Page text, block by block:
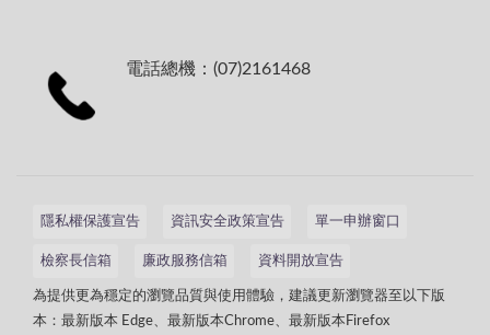
電話總機：(07)2161468
隱私權保護宣告 資訊安全政策宣告 單一申辦窗口
檢察長信箱 廉政服務信箱 資料開放宣告
為提供更為穩定的瀏覽品質與使用體驗，建議更新瀏覽器至以下版
本：最新版本 Edge、最新版本Chrome、最新版本Firefox